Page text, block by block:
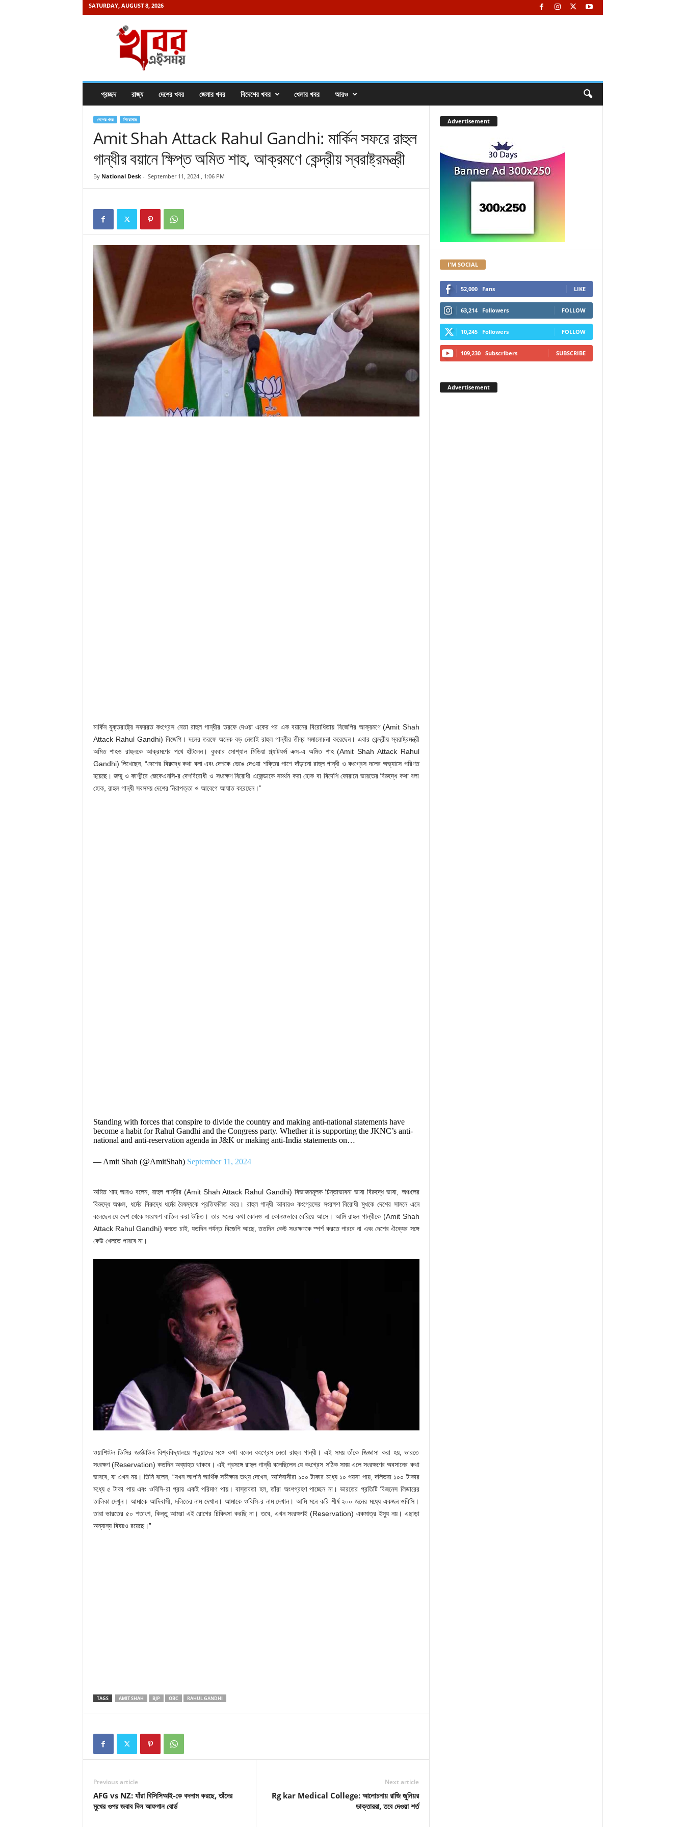
SATURDAY, AUGUST 8, 2026
প্রচ্ছদ রাজ্য দেশের খবর জেলার খবর বিদেশের খবর খেলার খবর আরও
দেশের খবর শিরোনাম
Amit Shah Attack Rahul Gandhi: মার্কিন সফরে রাহুল
গান্ধীর বয়ানে ক্ষিপ্ত অমিত শাহ, আক্রমণে কেন্দ্রীয় স্বরাষ্ট্রমন্ত্রী
By National Desk- September 11, 2024 , 1:06 PM
মার্কিন যুক্তরাষ্ট্রে সফররত কংগ্রেস নেতা রাহুল গান্ধীর তরফে দেওয়া একের পর এক বয়ানের বিরোধিতায় বিজেপির আক্রমণে (Amit Shah
Attack Rahul Gandhi) বিজেপি। দলের তরফে অনেক বড় নেতাই রাহুল গান্ধীর তীব্র সমালোচনা করেছেন। এবার কেন্দ্রীয় স্বরাষ্ট্রমন্ত্রী
অমিত শাহও রাহুলকে আক্রমণের পথে হাঁটলেন। বুধবার সোশ্যাল মিডিয়া প্ল্যাটফর্ম এক্স-এ অমিত শাহ (Amit Shah Attack Rahul
Gandhi) লিখেছেন, “দেশের বিরুদ্ধে কথা বলা এবং দেশকে ভেঙে দেওয়া শক্তির পাশে দাঁড়ানো রাহুল গান্ধী ও কংগ্রেস দলের অভ্যাসে পরিণত
হয়েছে। জম্মু ও কাশ্মীরে জেকেএনসি-র দেশবিরোধী ও সংরক্ষণ বিরোধী এজেন্ডাকে সমর্থন করা হোক বা বিদেশি ফোরামে ভারতের বিরুদ্ধে কথা বলা
হোক, রাহুল গান্ধী সবসময় দেশের নিরাপত্তা ও আবেগে আঘাত করেছেন।”
Standing with forces that conspire to divide the country and making anti-national statements have
become a habit for Rahul Gandhi and the Congress party. Whether it is supporting the JKNC’s anti-
national and anti-reservation agenda in J&K or making anti-India statements on…
— Amit Shah (@AmitShah) September 11, 2024
অমিত শাহ আরও বলেন, রাহুল গান্ধীর (Amit Shah Attack Rahul Gandhi) বিভাজনমূলক চিন্তাভাবনা ভাষা বিরুদ্ধে ভাষা, অঞ্চলের
বিরুদ্ধে অঞ্চল, ধর্মের বিরুদ্ধে ধর্মের বৈষম্যকে প্রতিফলিত করে। রাহুল গান্ধী আবারও কংগ্রেসের সংরক্ষণ বিরোধী মুখকে দেশের সামনে এনে
বলেছেন যে দেশ থেকে সংরক্ষণ বাতিল করা উচিত। তার মনের কথা কোনও না কোনওভাবে বেরিয়ে আসে। আমি রাহুল গান্ধীকে (Amit Shah
Attack Rahul Gandhi) বলতে চাই, যতদিন পর্যন্ত বিজেপি আছে, ততদিন কেউ সংরক্ষণকে স্পর্শ করতে পারবে না এবং দেশের ঐক্যের সঙ্গে
কেউ খেলতে পারবে না।
ওয়াশিংটন ডিসির জর্জটাউন বিশ্ববিদ্যালয়ে পড়ুয়াদের সঙ্গে কথা বলেন কংগ্রেস নেতা রাহুল গান্ধী। এই সময় তাঁকে জিজ্ঞাসা করা হয়, ভারতে
সংরক্ষণ (Reservation) কতদিন অব্যাহত থাকবে। এই প্রসঙ্গে রাহুল গান্ধী বলেছিলেন যে কংগ্রেস সঠিক সময় এলে সংরক্ষণের অবসানের কথা
ভাববে, যা এখন নয়। তিনি বলেন, “যখন আপনি আর্থিক সমীক্ষার তথ্য দেখেন, আদিবাসীরা ১০০ টাকার মধ্যে ১০ পয়সা পায়, দলিতরা ১০০ টাকার
মধ্যে ৫ টাকা পায় এবং ওবিসি-রা প্রায় একই পরিমাণ পায়। বাস্তবতা হল, তাঁরা অংশগ্রহণ পাচ্ছেন না। ভারতের প্রতিটি বিজনেস লিডারের
তালিকা দেখুন। আমাকে আদিবাসী, দলিতের নাম দেখান। আমাকে ওবিসি-র নাম দেখান। আমি মনে করি শীর্ষ ২০০ জনের মধ্যে একজন ওবিসি।
তারা ভারতের ৫০ শতাংশ, কিন্তু আমরা এই রোগের চিকিৎসা করছি না। তবে, এখন সংরক্ষণই (Reservation) একমাত্র ইস্যু নয়। এছাড়া
অন্যান্য বিষয়ও রয়েছে।”
TAGS AMIT SHAH BJP OBC RAHUL GANDHI
Previous article
AFG vs NZ: যাঁরা বিসিসিআই-কে বদনাম করছে, তাঁদের
মুখের ওপর জবাব দিল আফগান বোর্ড
Next article
Rg kar Medical College: আলোচনায় রাজি জুনিয়র
ডাক্তাররা, তবে দেওয়া শর্ত
Advertisement
I'M SOCIAL
52,000 Fans LIKE
63,214 Followers FOLLOW
10,245 Followers FOLLOW
109,230 Subscribers SUBSCRIBE
Advertisement